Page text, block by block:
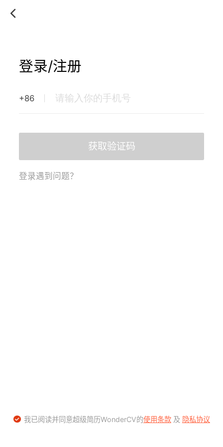
登录/注册
+86
获取验证码
登录遇到问题？
我已阅读并同意超级简历WonderCV的使用条款及 隐私协议